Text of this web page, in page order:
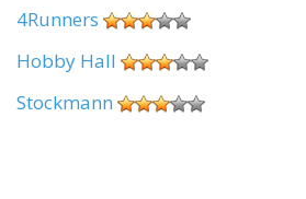
4Runners
Hobby Hall
Stockmann